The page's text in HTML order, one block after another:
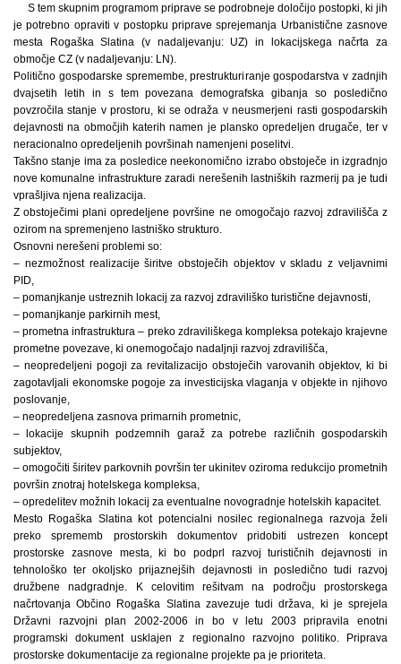
S tem skupnim programom priprave se podrobneje določijo postopki, ki jih
je potrebno opraviti v postopku priprave sprejemanja Urbanistične zasnove
mesta Rogaška Slatina (v nadaljevanju: UZ) in lokacijskega načrta za
območje CZ (v nadaljevanju: LN).
Politično gospodarske spremembe, prestrukturiranje gospodarstva v zadnjih
dvajsetih letih in s tem povezana demografska gibanja so posledično
povzročila stanje v prostoru, ki se odraža v neusmerjeni rasti gospodarskih
dejavnosti na območjih katerih namen je plansko opredeljen drugače, ter v
neracionalno opredeljenih površinah namenjeni poselitvi.
Takšno stanje ima za posledice neekonomično izrabo obstoječe in izgradnjo
nove komunalne infrastrukture zaradi nerešenih lastniških razmerij pa je tudi
vprašljiva njena realizacija.
Z obstoječimi plani opredeljene površine ne omogočajo razvoj zdravilišča z
ozirom na spremenjeno lastniško strukturo.
Osnovni nerešeni problemi so:
– nezmožnost realizacije širitve obstoječih objektov v skladu z veljavnimi
PID,
– pomanjkanje ustreznih lokacij za razvoj zdraviliško turistične dejavnosti,
– pomanjkanje parkirnih mest,
– prometna infrastruktura – preko zdraviliškega kompleksa potekajo krajevne
prometne povezave, ki onemogočajo nadaljnji razvoj zdravilišča,
– neopredeljeni pogoji za revitalizacijo obstoječih varovanih objektov, ki bi
zagotavljali ekonomske pogoje za investicijska vlaganja v objekte in njihovo
poslovanje,
– neopredeljena zasnova primarnih prometnic,
– lokacije skupnih podzemnih garaž za potrebe različnih gospodarskih
subjektov,
– omogočiti širitev parkovnih površin ter ukinitev oziroma redukcijo prometnih
površin znotraj hotelskega kompleksa,
– opredelitev možnih lokacij za eventualne novogradnje hotelskih kapacitet.
Mesto Rogaška Slatina kot potencialni nosilec regionalnega razvoja želi
preko sprememb prostorskih dokumentov pridobiti ustrezen koncept
prostorske zasnove mesta, ki bo podprl razvoj turističnih dejavnosti in
tehnološko ter okoljsko prijaznejših dejavnosti in posledično tudi razvoj
družbene nadgradnje. K celovitim rešitvam na področju prostorskega
načrtovanja Občino Rogaška Slatina zavezuje tudi država, ki je sprejela
Državni razvojni plan 2002-2006 in bo v letu 2003 pripravila enotni
programski dokument usklajen z regionalno razvojno politiko. Priprava
prostorske dokumentacije za regionalne projekte pa je prioriteta.